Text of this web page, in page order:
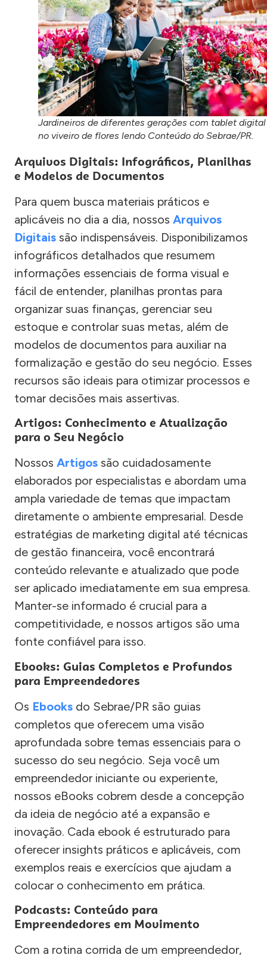
Jardineiros de diferentes gerações com tablet digital
no viveiro de flores lendo Conteúdo do Sebrae/PR.
Arquivos Digitais: Infográficos, Planilhas
e Modelos de Documentos
Para quem busca materiais práticos e
aplicáveis no dia a dia, nossos Arquivos
Digitais são indispensáveis. Disponibilizamos
infográficos detalhados que resumem
informações essenciais de forma visual e
fácil de entender, planilhas prontas para
organizar suas finanças, gerenciar seu
estoque e controlar suas metas, além de
modelos de documentos para auxiliar na
formalização e gestão do seu negócio. Esses
recursos são ideais para otimizar processos e
tomar decisões mais assertivas.
Artigos: Conhecimento e Atualização
para o Seu Negócio
Nossos Artigos são cuidadosamente
elaborados por especialistas e abordam uma
ampla variedade de temas que impactam
diretamente o ambiente empresarial. Desde
estratégias de marketing digital até técnicas
de gestão financeira, você encontrará
conteúdo relevante e atualizado que pode
ser aplicado imediatamente em sua empresa.
Manter-se informado é crucial para a
competitividade, e nossos artigos são uma
fonte confiável para isso.
Ebooks: Guias Completos e Profundos
para Empreendedores
Os Ebooks do Sebrae/PR são guias
completos que oferecem uma visão
aprofundada sobre temas essenciais para o
sucesso do seu negócio. Seja você um
empreendedor iniciante ou experiente,
nossos eBooks cobrem desde a concepção
da ideia de negócio até a expansão e
inovação. Cada ebook é estruturado para
oferecer insights práticos e aplicáveis, com
exemplos reais e exercícios que ajudam a
colocar o conhecimento em prática.
Podcasts: Conteúdo para
Empreendedores em Movimento
Com a rotina corrida de um empreendedor,